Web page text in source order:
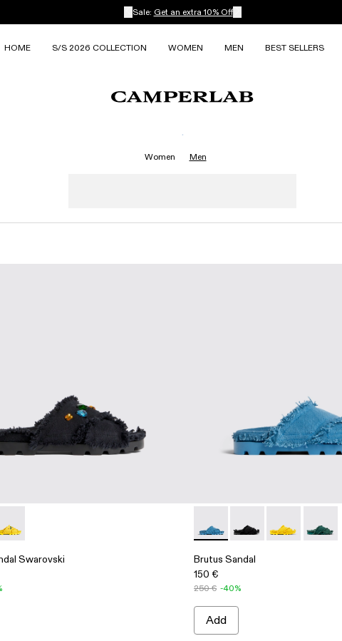
Sale: Get an extra 10% Off
HOME S/S 2026 COLLECTION WOMEN MEN BEST SELLERS
.
Women Men
Swarovski - A500009-001 - Black
Sandal Swarovski - A500009-002 - Yellow
Swarovski
Brutus Sandal - A500001-002
Brutus Sandal -
Brutus Brutus
Brutus Sandal
150 €
250 € -40%
Add